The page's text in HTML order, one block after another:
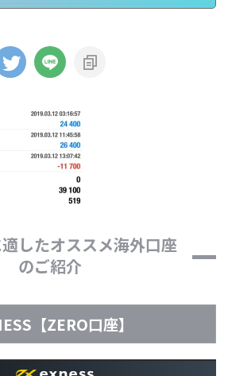
したオススメ海外口座
のご紹介
【ZERO口座】